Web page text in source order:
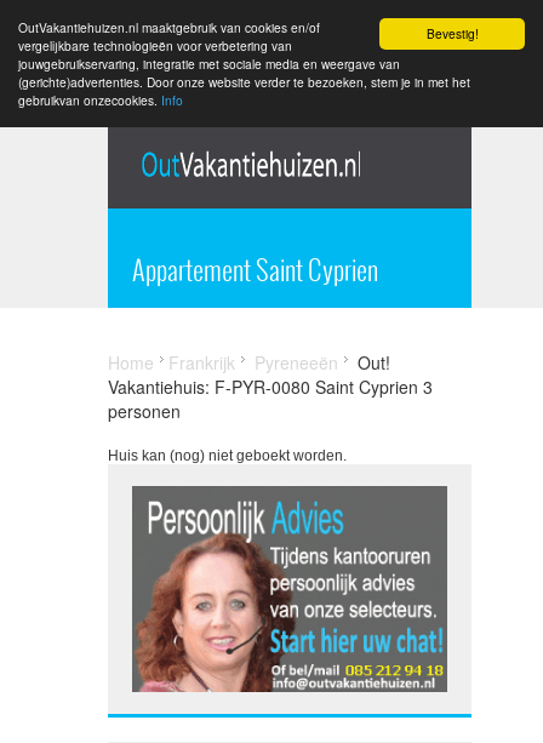
Bevestig!
OutVakantiehuizen.nl maaktgebruik van cookies en/of
vergelijkbare technologieën voor verbetering van
jouwgebruikservaring, integratie met sociale media en weergave van
(gerichte)advertenties. Door onze website verder te bezoeken, stem je in met het
gebruikvan onzecookies. Info
Appartement Saint Cyprien
Home Frankrijk Pyreneeën
Out!
Vakantiehuis: F-PYR-0080 Saint Cyprien 3
personen
Huis kan (nog) niet geboekt worden.